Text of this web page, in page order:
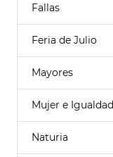
Fallas
Feria de Julio
Mayores
Mujer e Igualdad
Naturia